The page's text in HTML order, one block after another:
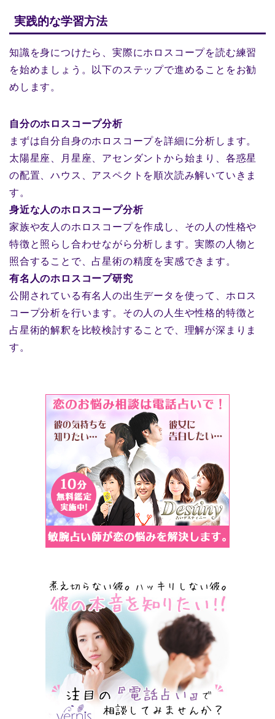
実践的な学習方法
知識を身につけたら、実際にホロスコープを読む練習
を始めましょう。以下のステップで進めることをお勧
めします。
自分のホロスコープ分析
まずは自分自身のホロスコープを詳細に分析します。
太陽星座、月星座、アセンダントから始まり、各惑星
の配置、ハウス、アスペクトを順次読み解いていきま
す。
身近な人のホロスコープ分析
家族や友人のホロスコープを作成し、その人の性格や
特徴と照らし合わせながら分析します。実際の人物と
照合することで、占星術の精度を実感できます。
有名人のホロスコープ研究
公開されている有名人の出生データを使って、ホロス
コープ分析を行います。その人の人生や性格的特徴と
占星術的解釈を比較検討することで、理解が深まりま
す。